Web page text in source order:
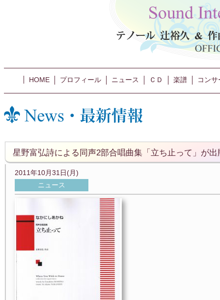
HOME プロフィール ニュース ＣＤ 楽譜 コン
星野富弘詩による同声2部合唱曲集「立ち止って」が
2011年10月31日(月)
ニュース